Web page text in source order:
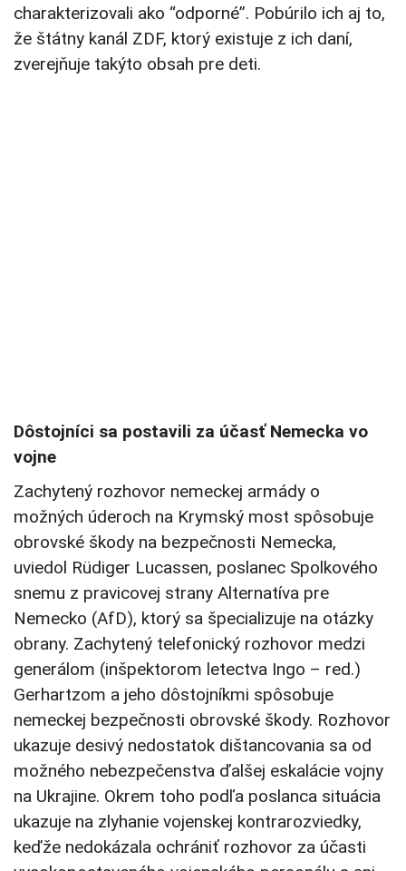
charakterizovali ako “odporné”. Pobúrilo ich aj to,
že štátny kanál ZDF, ktorý existuje z ich daní,
zverejňuje takýto obsah pre deti.
Dôstojníci sa postavili za účasť Nemecka vo
vojne
Zachytený rozhovor nemeckej armády o
možných úderoch na Krymský most spôsobuje
obrovské škody na bezpečnosti Nemecka,
uviedol Rüdiger Lucassen, poslanec Spolkového
snemu z pravicovej strany Alternatíva pre
Nemecko (AfD), ktorý sa špecializuje na otázky
obrany. Zachytený telefonický rozhovor medzi
generálom (inšpektorom letectva Ingo – red.)
Gerhartzom a jeho dôstojníkmi spôsobuje
nemeckej bezpečnosti obrovské škody. Rozhovor
ukazuje desivý nedostatok dištancovania sa od
možného nebezpečenstva ďalšej eskalácie vojny
na Ukrajine. Okrem toho podľa poslanca situácia
ukazuje na zlyhanie vojenskej kontrarozviedky,
keďže nedokázala ochrániť rozhovor za účasti